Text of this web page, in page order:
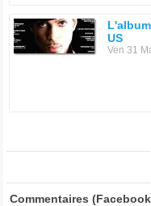
US
Ven 31
Commentaires